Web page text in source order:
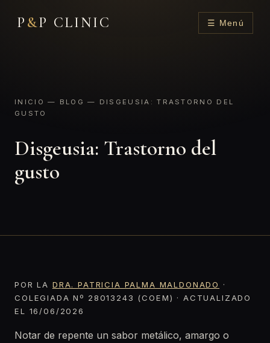
P &P CLINIC ☰ Menú
INICIO — BLOG — DISGEUSIA: TRASTORNO DEL
GUSTO
Disgeusia: Trastorno del
gusto
POR LA DRA. PATRICIA PALMA MALDONADO
·
COLEGIADA Nº 28013243 (COEM) · ACTUALIZADO
EL 16/06/2026
Notar de repente un sabor metálico, amargo o